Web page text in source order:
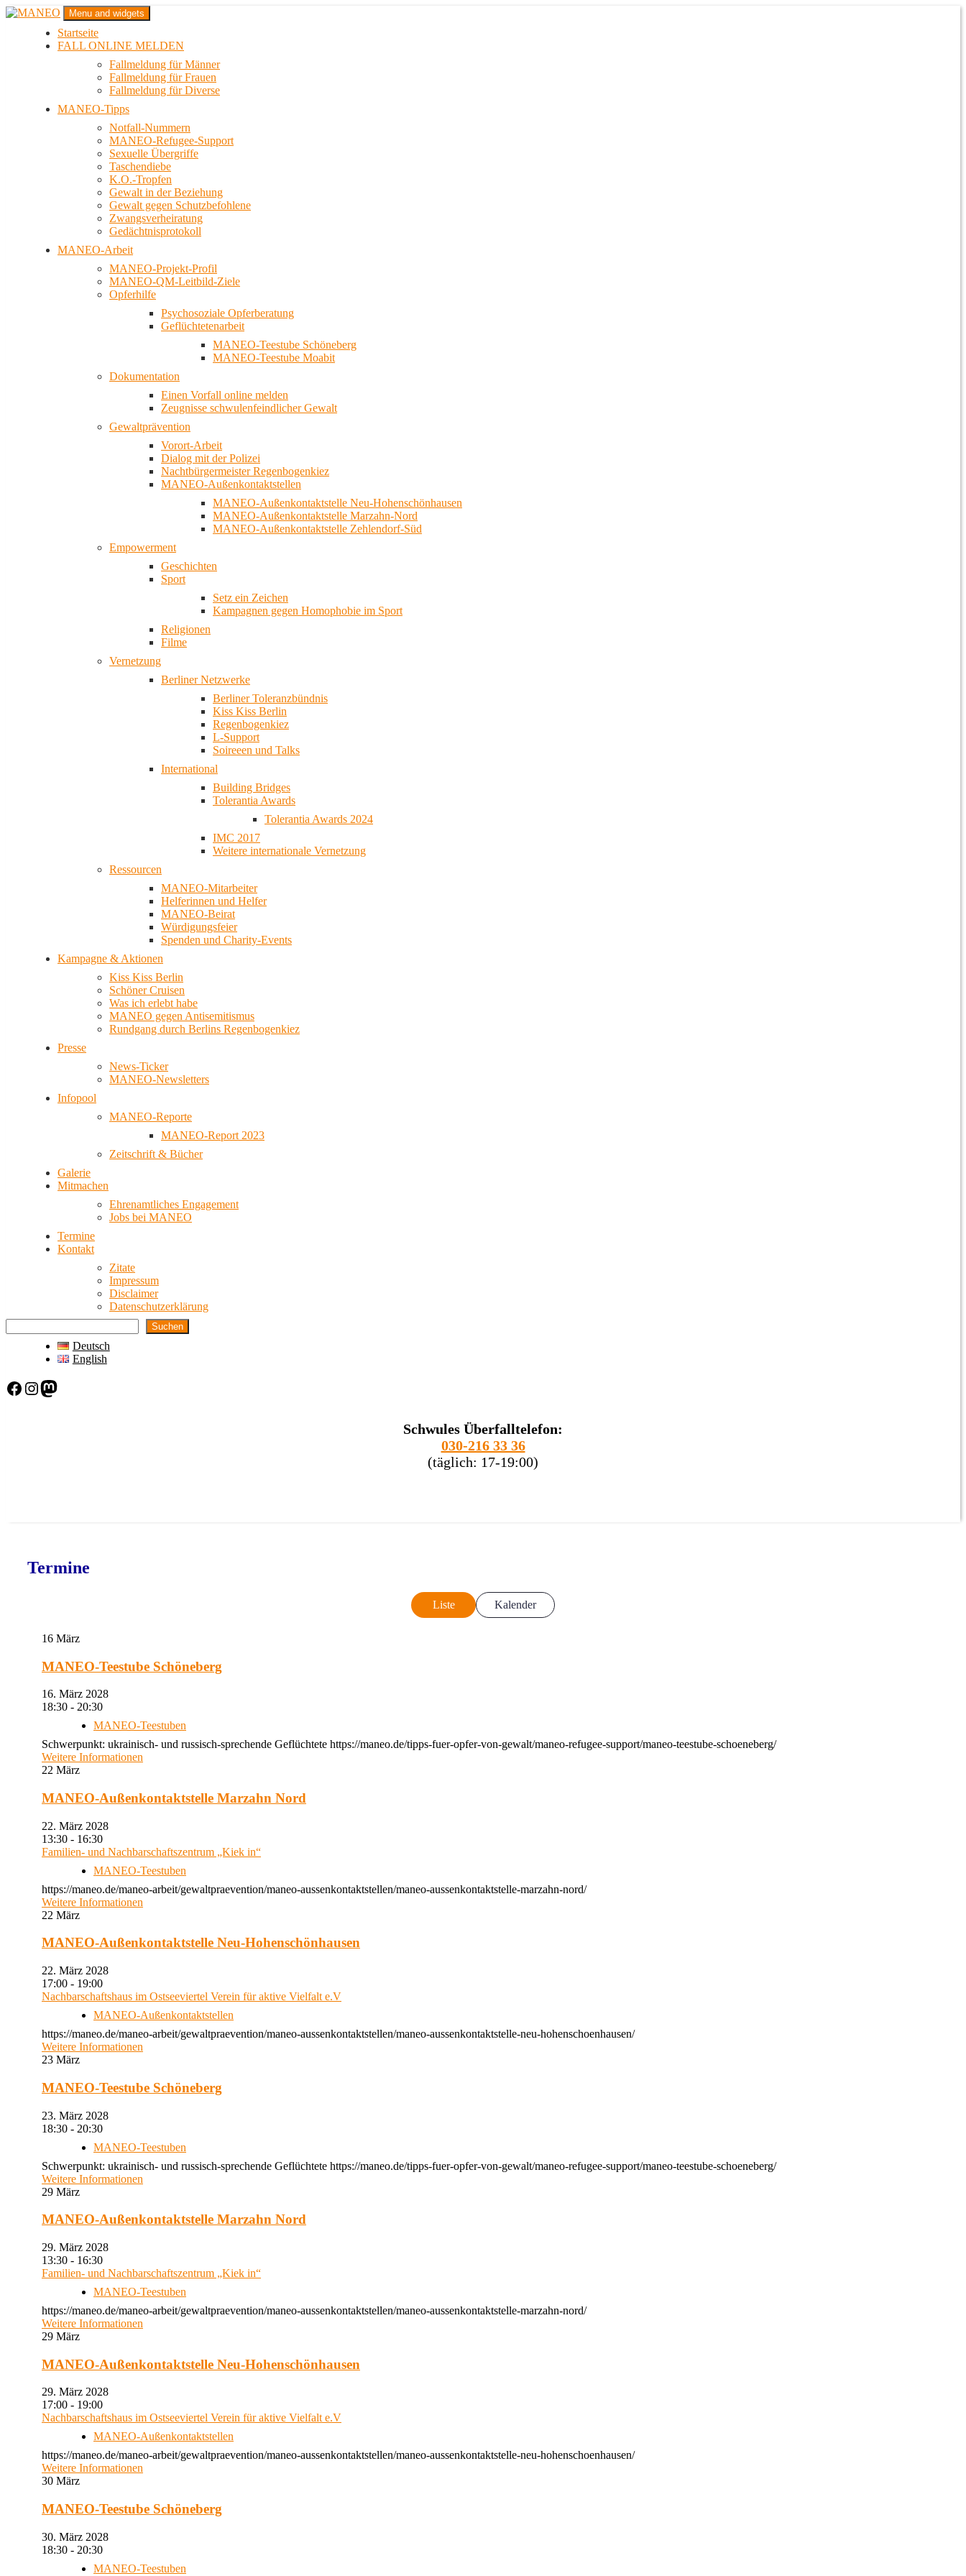
Zum
MANEO
Das schwule Anti-Gewalt-Projekt in Berlin
Menu and widgets
Startseite
FALL ONLINE MELDEN
Fallmeldung für Männer
Fallmeldung für Frauen
Fallmeldung für Diverse
MANEO-Tipps
Notfall-Nummern
MANEO-Refugee-Support
Sexuelle Übergriffe
Taschendiebe
K.O.-Tropfen
Gewalt in der Beziehung
Gewalt gegen Schutzbefohlene
Zwangsverheiratung
Gedächtnisprotokoll
MANEO-Arbeit
MANEO-Projekt-Profil
MANEO-QM-Leitbild-Ziele
Opferhilfe
Psychosoziale Opferberatung
Geflüchtetenarbeit
MANEO-Teestube Schöneberg
MANEO-Teestube Moabit
Dokumentation
Einen Vorfall online melden
Zeugnisse schwulenfeindlicher Gewalt
Gewaltprävention
Vorort-Arbeit
Dialog mit der Polizei
Nachtbürgermeister Regenbogenkiez
MANEO-Außenkontaktstellen
MANEO-Außenkontaktstelle Neu-Hohenschönhausen
MANEO-Außenkontaktstelle Marzahn-Nord
MANEO-Außenkontaktstelle Zehlendorf-Süd
Empowerment
Geschichten
Sport
Setz ein Zeichen
Kampagnen gegen Homophobie im Sport
Religionen
Filme
Vernetzung
Berliner Netzwerke
Berliner Toleranzbündnis
Kiss Kiss Berlin
Regenbogenkiez
L-Support
Soireeen und Talks
International
Building Bridges
Tolerantia Awards
Tolerantia Awards 2024
IMC 2017
Weitere internationale Vernetzung
Ressourcen
MANEO-Mitarbeiter
Helferinnen und Helfer
MANEO-Beirat
Würdigungsfeier
Spenden und Charity-Events
Kampagne & Aktionen
Kiss Kiss Berlin
Schöner Cruisen
Was ich erlebt habe
MANEO gegen Antisemitismus
Rundgang durch Berlins Regenbogenkiez
Presse
News-Ticker
MANEO-Newsletters
Infopool
MANEO-Reporte
MANEO-Report 2023
Zeitschrift & Bücher
Galerie
Mitmachen
Ehrenamtliches Engagement
Jobs bei MANEO
Termine
Kontakt
Zitate
Impressum
Disclaimer
Datenschutzerklärung
Suchen
Deutsch
English
Facebook Instagram Mastodon
Schwules Überfalltelefon:
030-216 33 36
(täglich: 17-19:00)
Termine
Liste Kalender
16 März
MANEO-Teestube Schöneberg
16. März 2028
18:30 - 20:30
MANEO-Teestuben
Schwerpunkt: ukrainisch- und russisch-sprechende Geflüchtete https://maneo.de/tipps-fuer-opfer-von-gewalt/maneo-refugee-support/maneo-teestube-schoeneberg/
Weitere Informationen
22 März
MANEO-Außenkontaktstelle Marzahn Nord
22. März 2028
13:30 - 16:30
Familien- und Nachbarschaftszentrum „Kiek in“
MANEO-Teestuben
https://maneo.de/maneo-arbeit/gewaltpraevention/maneo-aussenkontaktstellen/maneo-aussenkontaktstelle-marzahn-nord/
Weitere Informationen
22 März
MANEO-Außenkontaktstelle Neu-Hohenschönhausen
22. März 2028
17:00 - 19:00
Nachbarschaftshaus im Ostseeviertel Verein für aktive Vielfalt e.V
MANEO-Außenkontaktstellen
https://maneo.de/maneo-arbeit/gewaltpraevention/maneo-aussenkontaktstellen/maneo-aussenkontaktstelle-neu-hohenschoenhausen/
Weitere Informationen
23 März
MANEO-Teestube Schöneberg
23. März 2028
18:30 - 20:30
MANEO-Teestuben
Schwerpunkt: ukrainisch- und russisch-sprechende Geflüchtete https://maneo.de/tipps-fuer-opfer-von-gewalt/maneo-refugee-support/maneo-teestube-schoeneberg/
Weitere Informationen
29 März
MANEO-Außenkontaktstelle Marzahn Nord
29. März 2028
13:30 - 16:30
Familien- und Nachbarschaftszentrum „Kiek in“
MANEO-Teestuben
https://maneo.de/maneo-arbeit/gewaltpraevention/maneo-aussenkontaktstellen/maneo-aussenkontaktstelle-marzahn-nord/
Weitere Informationen
29 März
MANEO-Außenkontaktstelle Neu-Hohenschönhausen
29. März 2028
17:00 - 19:00
Nachbarschaftshaus im Ostseeviertel Verein für aktive Vielfalt e.V
MANEO-Außenkontaktstellen
https://maneo.de/maneo-arbeit/gewaltpraevention/maneo-aussenkontaktstellen/maneo-aussenkontaktstelle-neu-hohenschoenhausen/
Weitere Informationen
30 März
MANEO-Teestube Schöneberg
30. März 2028
18:30 - 20:30
MANEO-Teestuben